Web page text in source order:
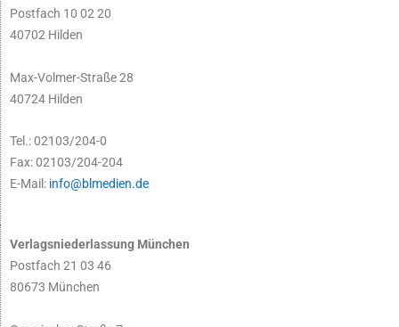
Postfach 10 02 20
40702 Hilden
Max-Volmer-Straße 28
40724 Hilden
Tel.: 02103/204-0
Fax: 02103/204-204
E-Mail: info@blmedien.de
Verlagsniederlassung München
Postfach 21 03 46
80673 München